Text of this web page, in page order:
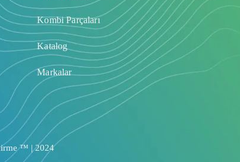
Kombi Parçaları
Katalog
Markalar
™ | 2024